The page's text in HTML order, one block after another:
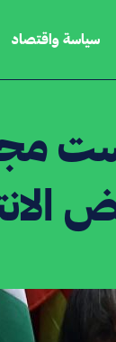
سياسة واقتصاد